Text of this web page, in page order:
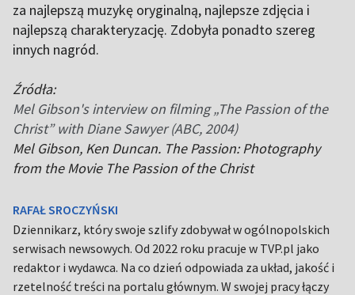
za najlepszą muzykę oryginalną, najlepsze zdjęcia i
najlepszą charakteryzację. Zdobyła ponadto szereg
innych nagród.
Źródła:
Mel Gibson's interview on filming „The Passion of the
Christ” with Diane Sawyer (ABC, 2004)
Mel Gibson, Ken Duncan. The Passion: Photography
from the Movie The Passion of the Christ
RAFAŁ SROCZYŃSKI
Dziennikarz, który swoje szlify zdobywał w ogólnopolskich
serwisach newsowych. Od 2022 roku pracuje w TVP.pl jako
redaktor i wydawca. Na co dzień odpowiada za układ, jakość i
rzetelność treści na portalu głównym. W swojej pracy łączy